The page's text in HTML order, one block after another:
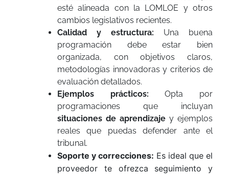
esté alineada con la LOMLOE y otros
cambios legislativos recientes.
Calidad y estructura: Una buena
programación debe estar bien
organizada, con objetivos claros,
metodologías innovadoras y criterios de
evaluación detallados.
Ejemplos prácticos: Opta por
programaciones que incluyan
situaciones de aprendizaje y ejemplos
reales que puedas defender ante el
tribunal.
Soporte y correcciones: Es ideal que el
proveedor te ofrezca seguimiento y